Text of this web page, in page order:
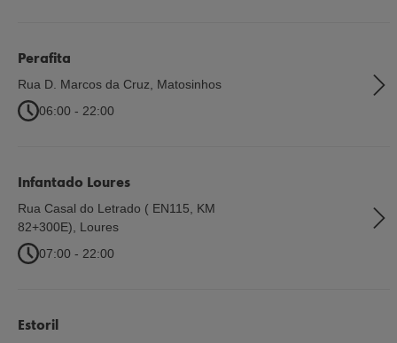
Perafita
Rua D. Marcos da Cruz
Matosinhos
06:00 - 22:00
Infantado Loures
Rua Casal do Letrado ( EN115, KM
82+300E)
Loures
07:00 - 22:00
Estoril